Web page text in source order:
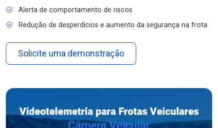
Alerta de comportamento de riscos
Redução de desperdícios e aumento da segurança na frota
Solicite uma demonstração